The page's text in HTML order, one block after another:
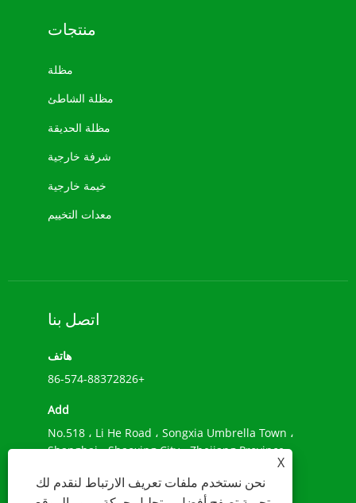
منتجات
مظلة
مظلة الشاطئ
مظلة الحديقة
شرفة خارجية
خيمة خارجية
معدات التخييم
اتصل بنا
هاتف
+86-574-88372826
Add
No.518 ، Li He Road ، Songxia Umbrella Town ،
Shanghai ، Shaoxing City ، Zhejiang Province ،
بريد إلكتروني
X
نحن نستخدم ملفات تعريف الارتباط لنقدم لك